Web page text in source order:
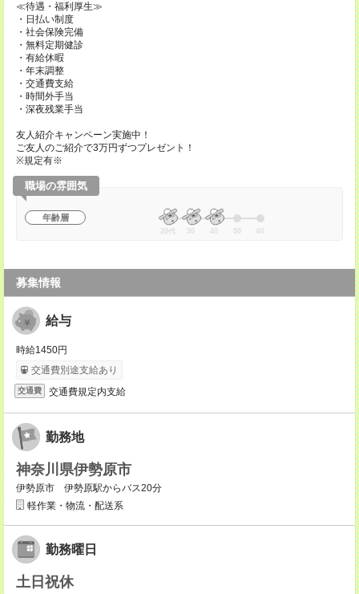
≪待遇・福利厚生≫
・日払い制度
・社会保険完備
・無料定期健診
・有給休暇
・年末調整
・交通費支給
・時間外手当
・深夜残業手当
友人紹介キャンペーン実施中！
ご友人のご紹介で3万円ずつプレゼント！
※規定有※
職場の雰囲気
年齢層
20代 30 40 50 60
募集情報
給与
時給1450円
交通費別途支給あり
交通費 交通費規定内支給
勤務地
神奈川県伊勢原市
伊勢原市 伊勢原駅からバス20分
軽作業・物流・配送系
勤務曜日
土日祝休